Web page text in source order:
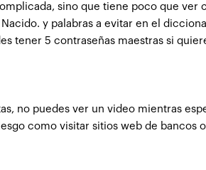
sino que tiene poco que
y palabras a evitar en el
tener 5 contraseñas maestras si
no puedes ver un video mientras
como visitar sitios web de bancos